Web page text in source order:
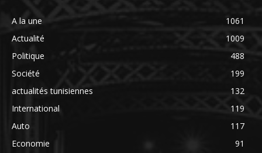
A la une
1061
Actualité
1009
Politique
488
Société
199
actualités tunisiennes
132
International
119
Auto
117
Economie
91